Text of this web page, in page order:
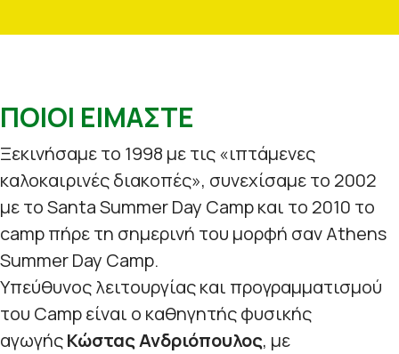
ΠΟΙΟΙ ΕΙΜΑΣΤΕ
Ξεκινήσαμε το 1998 με τις «ιπτάμενες
καλοκαιρινές διακοπές», συνεχίσαμε το 2002
με το Santa Summer Day Camp και το 2010 το
camp πήρε τη σημερινή του μορφή σαν Athens
Summer Day Camp.
Υπεύθυνος λειτουργίας και προγραμματισμού
του Camp είναι ο καθηγητής φυσικής
αγωγήςΚώστας Ανδριόπουλος, με